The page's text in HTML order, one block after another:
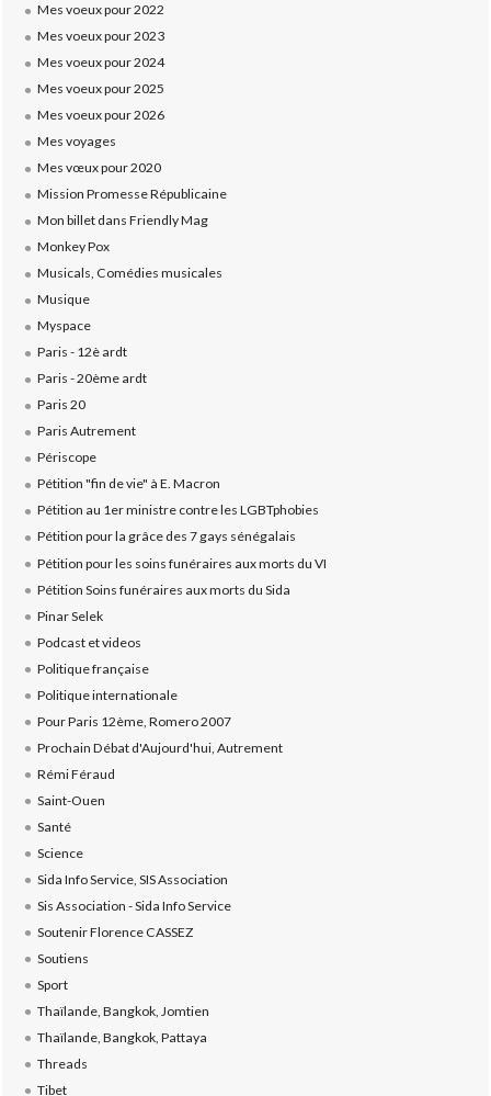
Mes voeux pour 2022
Mes voeux pour 2023
Mes voeux pour 2024
Mes voeux pour 2025
Mes voeux pour 2026
Mes voyages
Mes vœux pour 2020
Mission Promesse Républicaine
Mon billet dans Friendly Mag
Monkey Pox
Musicals, Comédies musicales
Musique
Myspace
Paris - 12è ardt
Paris - 20ème ardt
Paris 20
Paris Autrement
Périscope
Pétition "fin de vie" à E. Macron
Pétition au 1er ministre contre les LGBTphobies
Pétition pour la grâce des 7 gays sénégalais
Pétition pour les soins funéraires aux morts du VI
Pétition Soins funéraires aux morts du Sida
Pinar Selek
Podcast et videos
Politique française
Politique internationale
Pour Paris 12ème, Romero 2007
Prochain Débat d'Aujourd'hui, Autrement
Rémi Féraud
Saint-Ouen
Santé
Science
Sida Info Service, SIS Association
Sis Association - Sida Info Service
Soutenir Florence CASSEZ
Soutiens
Sport
Thaïlande, Bangkok, Jomtien
Thaïlande, Bangkok, Pattaya
Threads
Tibet